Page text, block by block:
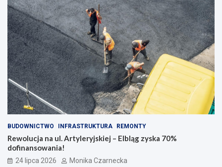
BUDOWNICTWO INFRASTRUKTURA REMONTY
Rewolucja na ul. Artyleryjskiej – Elbląg zyska 70%
dofinansowania!
24 lipca 2026 Monika Czarnecka